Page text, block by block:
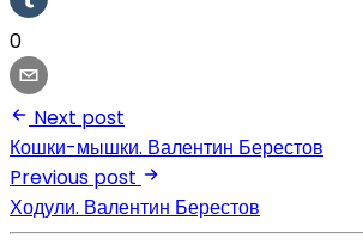
0
Next post
Кошки-мышки. Валентин Берестов
Previous post
Ходули. Валентин Берестов